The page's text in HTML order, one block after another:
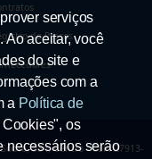
de Preços
534, Centro - CEP: 27913-
serviços
Ao aceitar, você
do site e
com a
a Política de
os
necessários serão